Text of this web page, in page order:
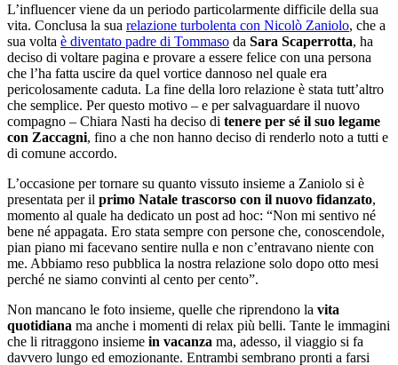
L’influencer viene da un periodo particolarmente difficile della sua
vita. Conclusa la sua relazione turbolenta con Nicolò Zaniolo, che a
sua volta è diventato padre di Tommaso da Sara Scaperrotta, ha
deciso di voltare pagina e provare a essere felice con una persona
che l’ha fatta uscire da quel vortice dannoso nel quale era
pericolosamente caduta. La fine della loro relazione è stata tutt’altro
che semplice. Per questo motivo – e per salvaguardare il nuovo
compagno – Chiara Nasti ha deciso di tenere per sé il suo legame
con Zaccagni, fino a che non hanno deciso di renderlo noto a tutti e
di comune accordo.
L’occasione per tornare su quanto vissuto insieme a Zaniolo si è
presentata per il primo Natale trascorso con il nuovo fidanzato,
momento al quale ha dedicato un post ad hoc: “Non mi sentivo né
bene né appagata. Ero stata sempre con persone che, conoscendole,
pian piano mi facevano sentire nulla e non c’entravano niente con
me. Abbiamo reso pubblica la nostra relazione solo dopo otto mesi
perché ne siamo convinti al cento per cento”.
Non mancano le foto insieme, quelle che riprendono la vita
quotidiana ma anche i momenti di relax più belli. Tante le immagini
che li ritraggono insieme in vacanza ma, adesso, il viaggio si fa
davvero lungo ed emozionante. Entrambi sembrano pronti a farsi